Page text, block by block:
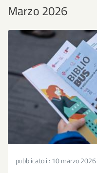
Marzo 2026
pubblicato il: 10 marzo 2026